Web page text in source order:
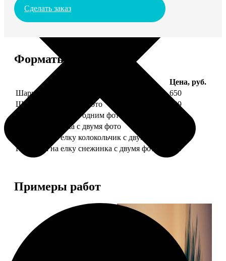
Сделать заказ
Форматы и цены
Цена, руб.
Шарик елочный с 1 фото
650
Шарик елочный с 2 фото
699
Шарик-шкатулка с одним фото
Шарик-шкатулка с двумя фото
Подвеска на елку колокольчик с двумя фото
Подвеска на елку снежинка с двумя фото
590
Примеры работ